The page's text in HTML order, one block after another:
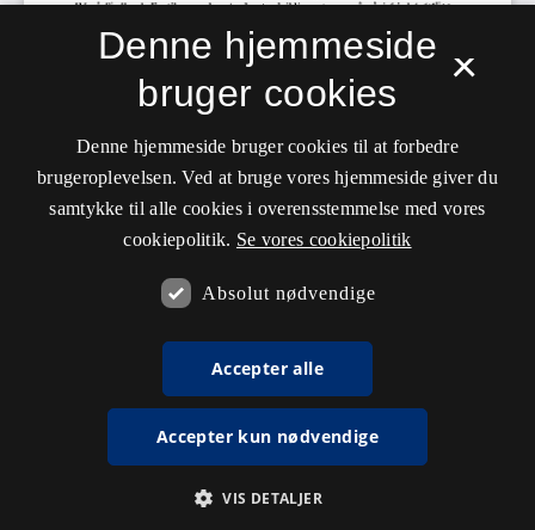
×
Denne hjemmeside
bruger cookies
Denne hjemmeside bruger cookies til at forbedre
brugeroplevelsen. Ved at bruge vores hjemmeside giver du
samtykke til alle cookies i overensstemmelse med vores
cookiepolitik. Se vores cookiepolitik
Absolut nødvendige
Accepter alle
Accepter kun nødvendige
VIS DETALJER